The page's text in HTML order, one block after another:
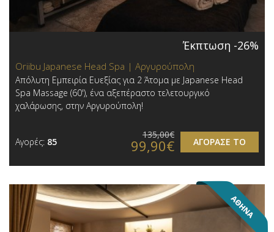
Έκπτωση -26%
Oriibu Japanese Head Spa | Αργυρούπολη
Απόλυτη Εμπειρία Ευεξίας για 2 Άτομα με Japanese Head
Spa Massage (60'), ένα αξεπέραστο τελετουργικό
χαλάρωσης, στην Αργυρούπολη!
Αγορές: 85 ΑΓΟΡΑΣΕ ΤΟ
135,00€
99,90€